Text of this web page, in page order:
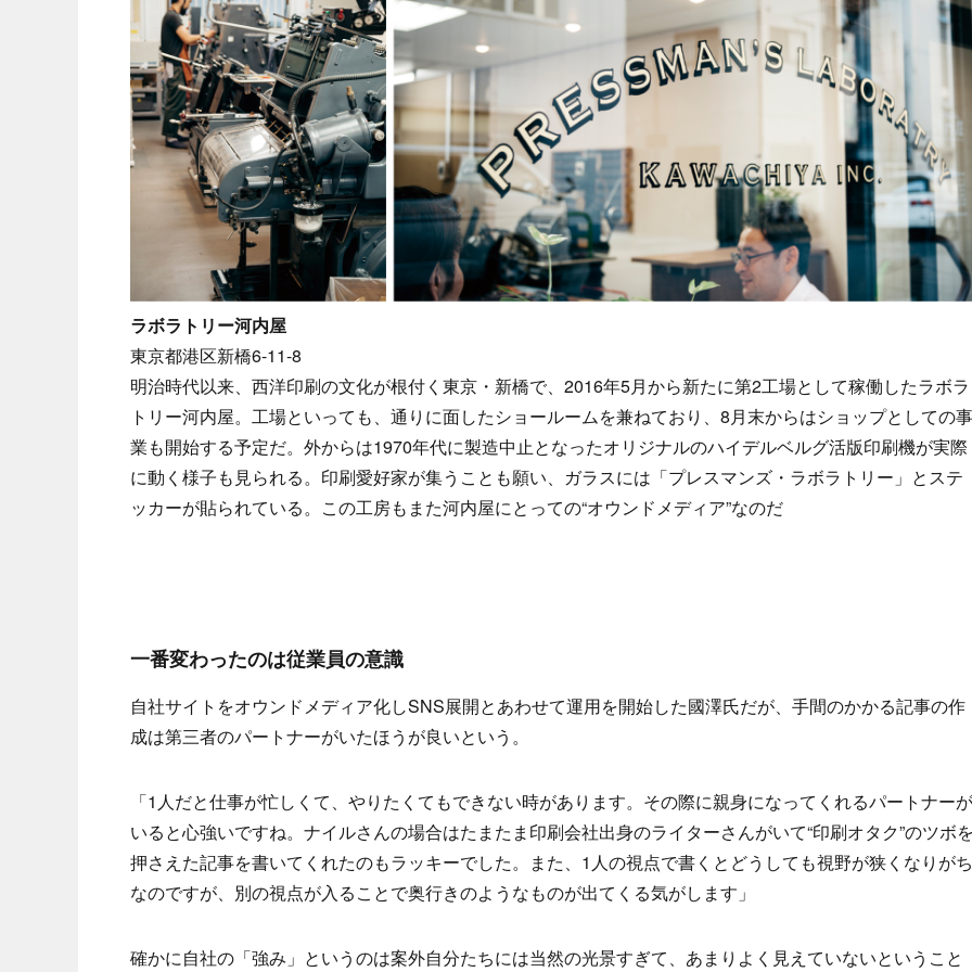
ラボラトリー河内屋
東京都港区新橋6-11-8
明治時代以来、西洋印刷の文化が根付く東京・新橋で、2016年5月から新たに第2工場として稼働したラボラ
トリー河内屋。工場といっても、通りに面したショールームを兼ねており、8月末からはショップとしての事
業も開始する予定だ。外からは1970年代に製造中止となったオリジナルのハイデルベルグ活版印刷機が実際
に動く様子も見られる。印刷愛好家が集うことも願い、ガラスには「プレスマンズ・ラボラトリー」とステ
ッカーが貼られている。この工房もまた河内屋にとっての“オウンドメディア”なのだ
一番変わったのは従業員の意識
自社サイトをオウンドメディア化しSNS展開とあわせて運用を開始した國澤氏だが、手間のかかる記事の作
成は第三者のパートナーがいたほうが良いという。
「1人だと仕事が忙しくて、やりたくてもできない時があります。その際に親身になってくれるパートナーが
いると心強いですね。ナイルさんの場合はたまたま印刷会社出身のライターさんがいて“印刷オタク”のツボ
押さえた記事を書いてくれたのもラッキーでした。また、1人の視点で書くとどうしても視野が狭くなりがち
なのですが、別の視点が入ることで奥行きのようなものが出てくる気がします」
確かに自社の「強み」というのは案外自分たちには当然の光景すぎて、あまりよく見えていないということ